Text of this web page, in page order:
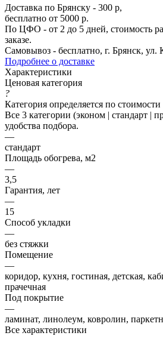
Доставка по Брянску - 300 р,
бесплатно от 5000 р.
По ЦФО - от 2 до 5 дней, стоимость
заказе.
Самовывоз - бесплатно, г. Брянск, ул.
Подробнее о доставке
Характеристики
Ценовая категория
?
Категория определяется по
Все 3 категории (эконом | стандарт |
удобства подбора.
—
стандарт
Площадь обогрева, м2
—
3,5
Гарантия, лет
—
15
Способ укладки
—
без стяжки
Помещение
—
коридор, кухня, гостиная, детская,
прачечная
Под покрытие
—
ламинат, линолеум, ковролин,
Все характеристики